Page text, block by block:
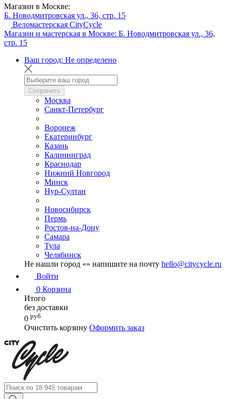
Магазин в Москве:
Б. Новодмитровская ул., 36, стр. 15
Веломастерская CityCycle
Магазин и мастерская в Москве: Б. Новодмитровская ул., 36,
стр. 15
Ваш город: Не определено
Сохранить
Москва
Санкт-Петербург
Воронеж
Екатеринбург
Казань
Калининград
Краснодар
Нижний Новгород
Минск
Нур-Султан
Новосибирск
Пермь
Ростов-на-Дону
Самара
Тула
Челябинск
Не нашли город «» напишите на почту hello@citycycle.ru
Войти
0 Корзина
Итого
без доставки
0 руб
Очистить корзину Оформить заказ